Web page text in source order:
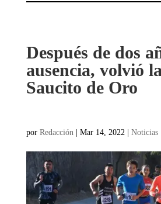
Después de dos
ausencia, volvió
Saucito de Oro
por Redacción | Mar 14, 2022 | Noticias